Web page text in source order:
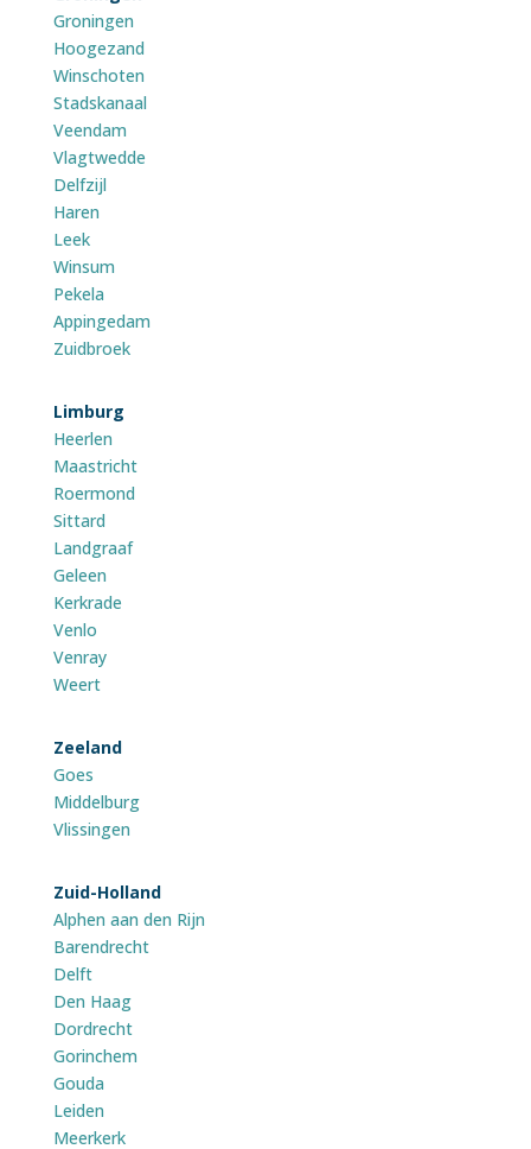
Groningen
Hoogezand
Winschoten
Stadskanaal
Veendam
Vlagtwedde
Delfzijl
Haren
Leek
Winsum
Pekela
Appingedam
Zuidbroek
Limburg
Heerlen
Maastricht
Roermond
Sittard
Landgraaf
Geleen
Kerkrade
Venlo
Venray
Weert
Zeeland
Goes
Middelburg
Vlissingen
Zuid-Holland
Alphen aan den Rijn
Barendrecht
Delft
Den Haag
Dordrecht
Gorinchem
Gouda
Leiden
Meerkerk